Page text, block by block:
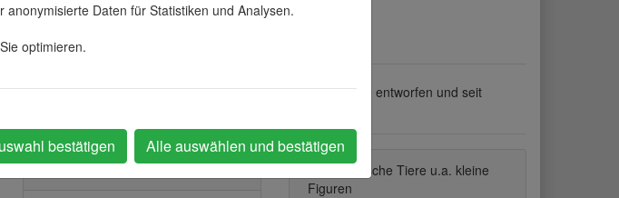
Hier finden Sie echte deutsche Handwerkskunst, die mit Liebe entworfen und seit
Erzgebirgische Tiere u.a. kleine
Figuren
Daten für Statistiken und Analysen.
optimieren.
bestätigen Alle auswählen und bestätigen